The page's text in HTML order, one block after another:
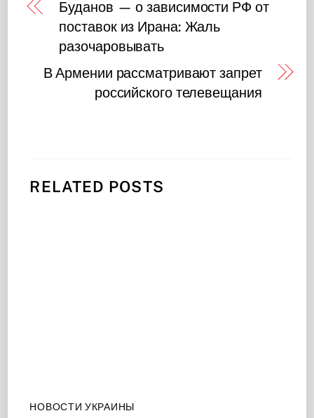
Буданов — о зависимости РФ от
поставок из Ирана: Жаль
разочаровывать
В Армении рассматривают запрет
российского телевещания
RELATED POSTS
НОВОСТИ УКРАИНЫ